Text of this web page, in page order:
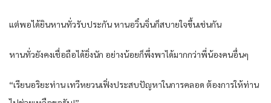
แต่พอได้ยินหานทั่วรับประกัน หานอวิ๋นจิ่นก็สบายใจขึ้นเช่นกัน
หานทั่วยังคงเชื่อถือได้ยิ่งนัก อย่างน้อยก็พึ่งพาได้มากกว่าพี่น้องคนอื่นๆ
“เรียนอริยะท่าน เทวีหยวนเฟิ่งประสบปัญหาในการคลอด ต้องการให้ท่าน